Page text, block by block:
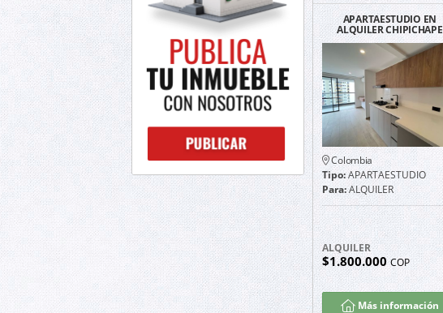
APARTAESTUDIO EN
ALQUILER CHIPICHAPE
LIVING 9PISO CALI
NORTE
Colombia
Tipo:APARTAESTUDIO
Para:ALQUILER
ALQUILER
$1.800.000COP
Más información